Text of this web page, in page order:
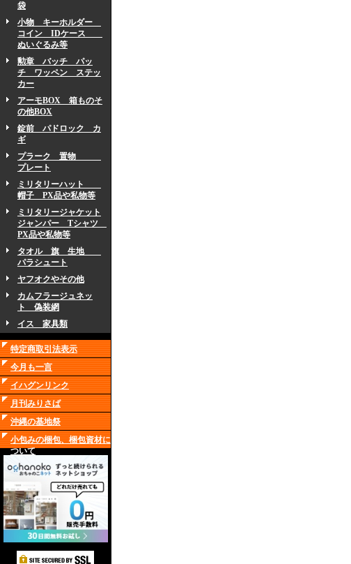
袋
小物 キーホルダー
コイン IDケース
ぬいぐるみ等
勲章 バッチ パッ
チ ワッペン ステッ
カー
アーモBOX 箱ものそ
の他BOX
錠前 パドロック カ
ギ
プラーク 置物
プレート
ミリタリーハット
帽子 PX品や私物等
ミリタリージャケット
ジャンパー Tシャツ
PX品や私物等
タオル 旗 生地
パラシュート
ヤフオクやその他
カムフラージュネッ
ト 偽装網
イス 家具類
特定商取引法表示
今月も一言
イハグンリンク
月刊みりさば
沖縄の基地祭
小包みの梱包、梱包資材に
ついて